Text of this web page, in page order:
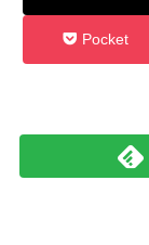
Pocket